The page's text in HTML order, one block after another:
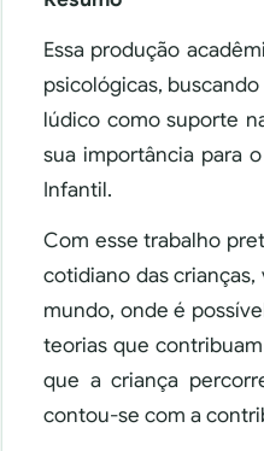
Essa produção
psicológicas,
lúdico como suporte
sua importância para
Infantil.
Com esse trabalho
cotidiano das
mundo, onde é
teorias que
que a criança
contou-se com a